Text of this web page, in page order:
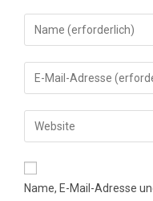
Gib
deinen
Namen
oder
zum
Kommentieren
ein
Gib
deine
E-
Mail-
zum
Kommentieren
Gib
deine
Website-
Name, E-Mail-Adresse